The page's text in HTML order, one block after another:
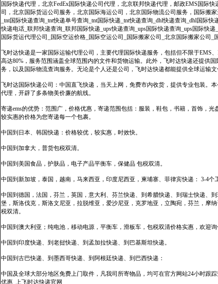
国际快递代理，北京FedEx国际快递公司代理，北京联邦快递代理，邮政EMS国际
司，北京国际货运公司服务，北京国际海运公司，北京国际物流公司服务，国际搬
_tnt国际快递查询_tnt快递单号查询_tnt国际快递_tnt快递查询_dhl快递查询_dhl国际
快递电话_联邦快递查询_联邦国际快递_ups快递查询_ups国际快递查询_ups国际快
国际货运代理公司_国际空运价格_国际空运公司_国际搬家公司_北京国际搬家公司_
飞时达快递是一家国际运输代理公司，主要代理国际快递服务，包括但不限于EMS
高达80%，服务范围涵盖全球范围内的文件和货物运输。此外，飞时达快递还提供
务，以及国际物流查询服务。无论是个人还是公司，飞时达快递都能提供全球运输
飞时达国际快递公司：中国直飞快递，当天上网，免费市内收货，提供专业包装。
代理，开辟了多条物美价廉的航线。
寄递ems的优势：范围广，价格优惠，寄递范围包括：服装，鞋包，书籍，首饰，
较实惠的价格为您寄递每一个包裹。
中国到日本、韩国快递：价格较优，较实惠，时效快。
中国到加拿大，普货包税双清。
中国到美国食品，护肤品，电子产品平衡车，保健品 包税双清。
中国到新加坡，泰国，越南，马来西亚，印度尼西亚，柬埔寨、菲律宾快递： 3-4个
中国到德国，法国，芬兰，英国，意大利、芬兰快递、到希腊快递、到瑞士快递、
堡，斯洛伐克，斯洛文尼亚，拉脱维亚，爱沙尼亚，克罗地亚，立陶宛，芬兰，摩
税双清。
中国到澳大利亚；纯电池，移动电源，平衡车，滑板车，包税双清价格实惠，欢迎
中国到印度快递、到老挝快递、到孟加拉快递、到巴基斯坦快递。
中国到古巴快递、到墨西哥快递、到阿根廷快递、到巴西快递：
中国及全球大部分地区免费上门取件，凡我司所寄物品，均可在官方网站24小时跟
优惠_上飞时达快递官网